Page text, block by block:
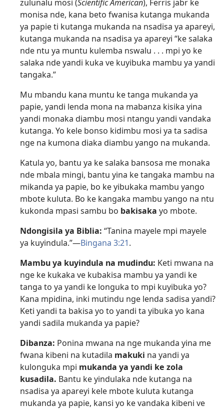
zulunalu mosi (Scientific American), Ferris jabr ke
monisa nde, kana beto fwanisa kutanga mukanda
ya papie ti kutanga mukanda na nsadisa ya apareyi,
kutanga mukanda na nsadisa ya apareyi “ke salaka
nde ntu ya muntu kulemba nswalu . . . mpi yo ke
salaka nde yandi kuka ve kuyibuka mambu ya yandi
tangaka.”
Mu mbandu kana muntu ke tanga mukanda ya
papie, yandi lenda mona na mabanza kisika yina
yandi monaka diambu mosi ntangu yandi vandaka
kutanga. Yo kele bonso kidimbu mosi ya ta sadisa
nge na kumona diaka diambu yango na mukanda.
Katula yo, bantu ya ke salaka bansosa me monaka
nde mbala mingi, bantu yina ke tangaka mambu na
mikanda ya papie, bo ke yibukaka mambu yango
mbote kuluta. Bo ke kangaka mambu yango na ntu
kukonda mpasi sambu bo bakisaka yo mbote.
Ndongisila ya Biblia: “Tanina mayele mpi mayele
ya kuyindula.”—Bingana 3:21.
Mambu ya kuyindula na mudindu: Keti mwana na
nge ke kukaka ve kubakisa mambu ya yandi ke
tanga to ya yandi ke longuka to mpi kuyibuka yo?
Kana mpidina, inki mutindu nge lenda sadisa yandi?
Keti yandi ta bakisa yo to yandi ta yibuka yo kana
yandi sadila mukanda ya papie?
Dibanza: Ponina mwana na nge mukanda yina me
fwana kibeni na kutadila makuki na yandi ya
kulonguka mpi mukanda ya yandi ke zola
kusadila. Bantu ke yindulaka nde kutanga na
nsadisa ya apareyi kele mbote kuluta kutanga
mukanda ya papie, kansi yo ke vandaka kibeni ve